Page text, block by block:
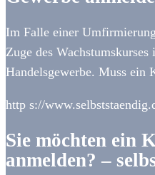
Im Falle einer
Zuge des
Handelsgewerbe. Muss ein
http s://
Sie möchten ein
anmelden? –